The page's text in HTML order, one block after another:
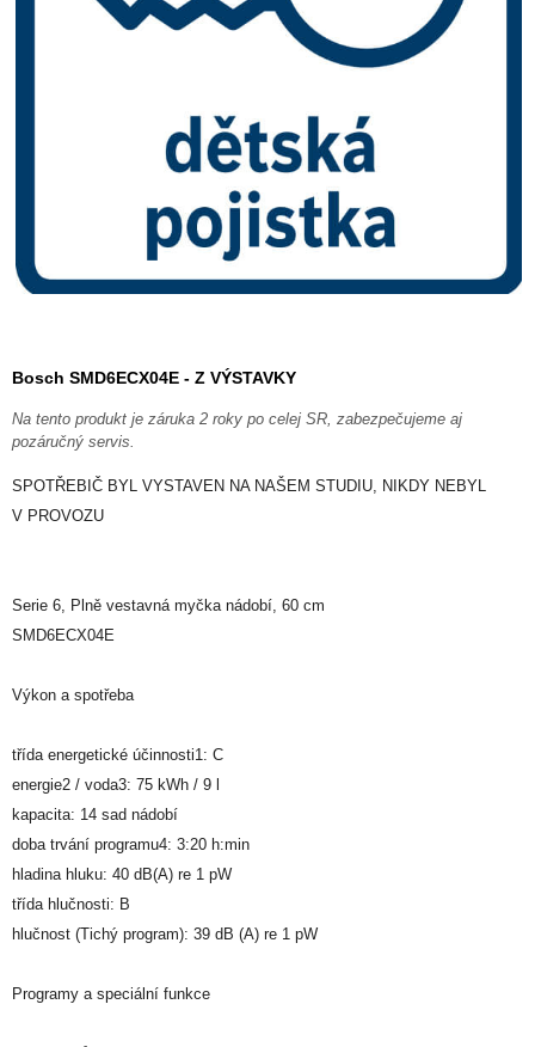
Bosch SMD6ECX04E - Z VÝSTAVKY
Na tento produkt je záruka 2 roky po celej SR, zabezpečujeme aj
pozáručný servis.
SPOTŘEBIČ BYL VYSTAVEN NA NAŠEM STUDIU, NIKDY NEBYL
V PROVOZU
Serie 6, Plně vestavná myčka nádobí, 60 cm
SMD6ECX04E
Výkon a spotřeba
třída energetické účinnosti1: C
energie2 / voda3: 75 kWh / 9 l
kapacita: 14 sad nádobí
doba trvání programu4: 3:20 h:min
hladina hluku: 40 dB(A) re 1 pW
třída hlučnosti: B
hlučnost (Tichý program): 39 dB (A) re 1 pW
Programy a speciální funkce